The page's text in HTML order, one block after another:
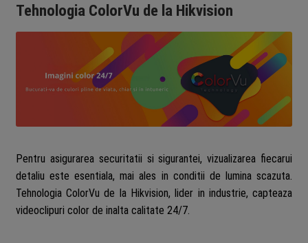
Tehnologia ColorVu de la Hikvision
Pentru asigurarea securitatii si sigurantei, vizualizarea fiecarui
detaliu este esentiala, mai ales in conditii de lumina scazuta.
Tehnologia ColorVu de la Hikvision, lider in industrie, capteaza
videoclipuri color de inalta calitate 24/7.